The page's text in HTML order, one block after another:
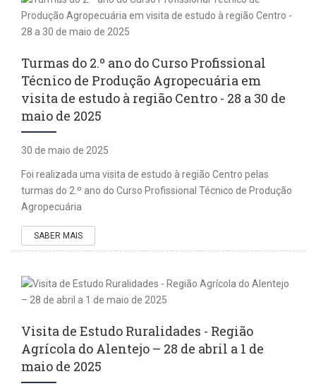
Turmas do 2.º ano do Curso Profissional
Técnico de Produção Agropecuária em
visita de estudo à região Centro - 28 a 30 de
maio de 2025
30 de maio de 2025
Foi realizada uma visita de estudo à região Centro pelas
turmas do 2.º ano do Curso Profissional Técnico de Produção
Agropecuária
SABER MAIS
Visita de Estudo Ruralidades - Região
Agrícola do Alentejo – 28 de abril a 1 de
maio de 2025